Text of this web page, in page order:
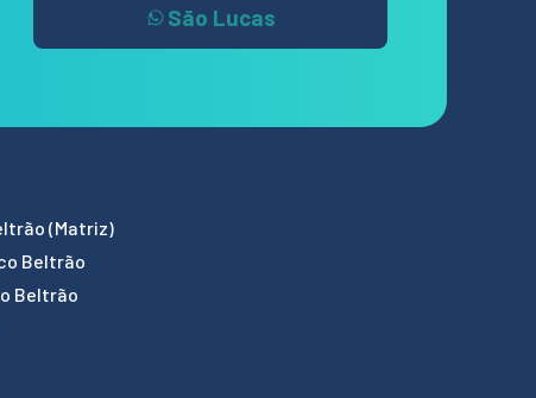
São Lucas
(Matriz)
Beltrão
Beltrão